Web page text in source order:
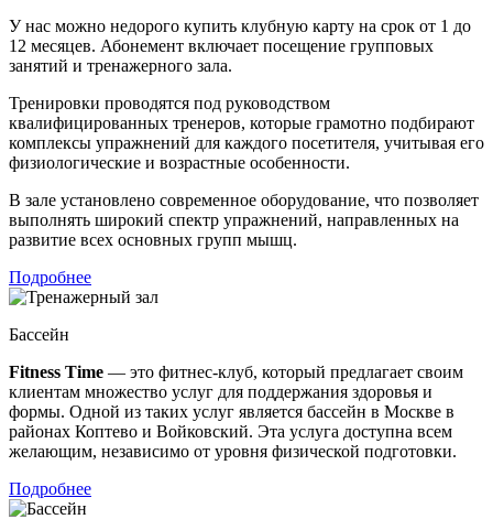
У нас можно недорого купить клубную карту на срок от 1 до
12 месяцев. Абонемент включает посещение групповых
занятий и тренажерного зала.
Тренировки проводятся под руководством
квалифицированных тренеров, которые грамотно подбирают
комплексы упражнений для каждого посетителя, учитывая его
физиологические и возрастные особенности.
В зале установлено современное оборудование, что позволяет
выполнять широкий спектр упражнений, направленных на
развитие всех основных групп мышц.
Подробнее
Бассейн
Fitness Time — это фитнес-клуб, который предлагает своим
клиентам множество услуг для поддержания здоровья и
формы. Одной из таких услуг является бассейн в Москве в
районах Коптево и Войковский. Эта услуга доступна всем
желающим, независимо от уровня физической подготовки.
Подробнее